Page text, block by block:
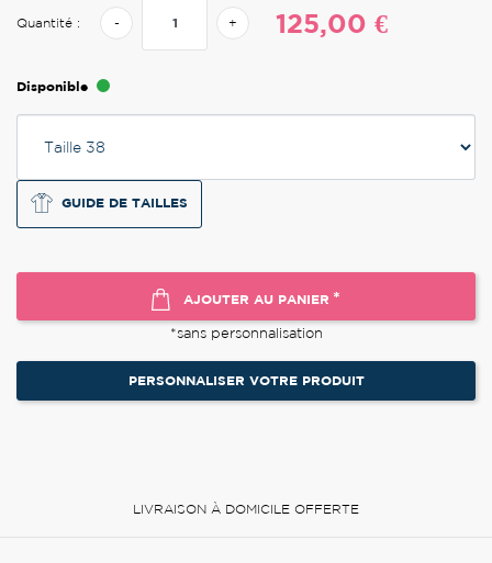
Quantité : - + 125,00 €
Disponible
GUIDE DE TAILLES
AJOUTER AU PANIER *
*sans personnalisation
PERSONNALISER VOTRE PRODUIT
LIVRAISON À DOMICILE OFFERTE